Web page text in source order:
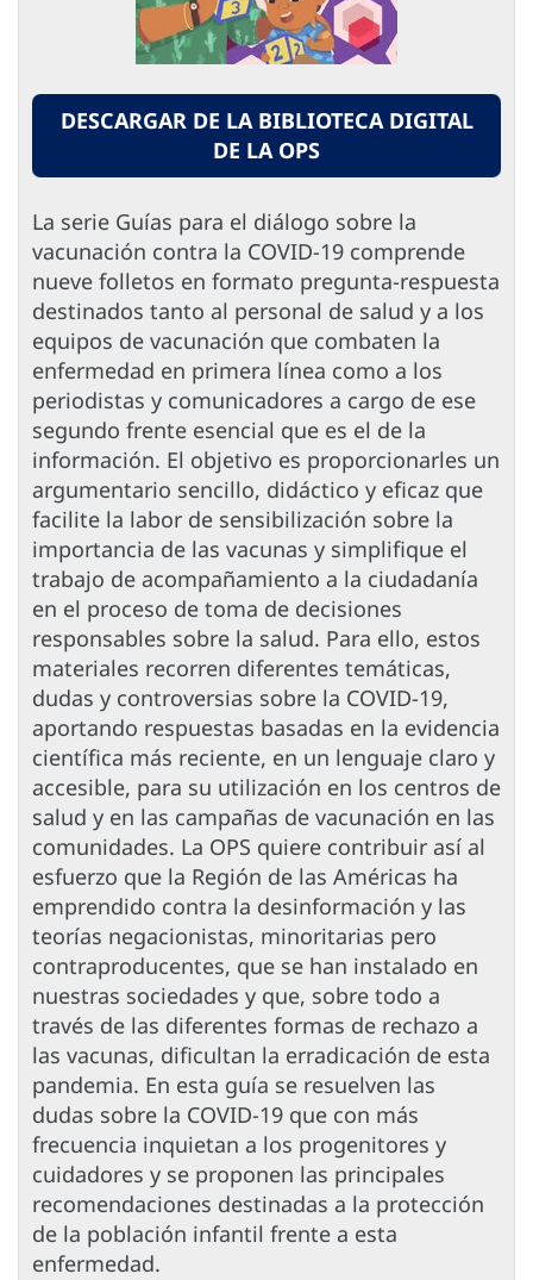
DESCARGAR DE LA BIBLIOTECA DIGITAL
DE LA OPS
La serie Guías para el diálogo sobre la
vacunación contra la COVID-19 comprende
nueve folletos en formato pregunta-respuesta
destinados tanto al personal de salud y a los
equipos de vacunación que combaten la
enfermedad en primera línea como a los
periodistas y comunicadores a cargo de ese
segundo frente esencial que es el de la
información. El objetivo es proporcionarles un
argumentario sencillo, didáctico y eficaz que
facilite la labor de sensibilización sobre la
importancia de las vacunas y simplifique el
trabajo de acompañamiento a la ciudadanía
en el proceso de toma de decisiones
responsables sobre la salud. Para ello, estos
materiales recorren diferentes temáticas,
dudas y controversias sobre la COVID-19,
aportando respuestas basadas en la evidencia
científica más reciente, en un lenguaje claro y
accesible, para su utilización en los centros de
salud y en las campañas de vacunación en las
comunidades. La OPS quiere contribuir así al
esfuerzo que la Región de las Américas ha
emprendido contra la desinformación y las
teorías negacionistas, minoritarias pero
contraproducentes, que se han instalado en
nuestras sociedades y que, sobre todo a
través de las diferentes formas de rechazo a
las vacunas, dificultan la erradicación de esta
pandemia. En esta guía se resuelven las
dudas sobre la COVID-19 que con más
frecuencia inquietan a los progenitores y
cuidadores y se proponen las principales
recomendaciones destinadas a la protección
de la población infantil frente a esta
enfermedad.